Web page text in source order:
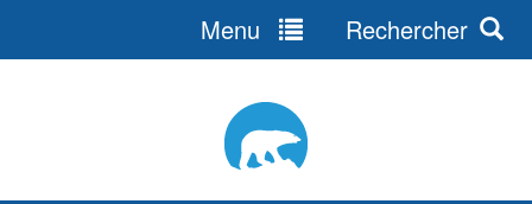
Menu Rechercher